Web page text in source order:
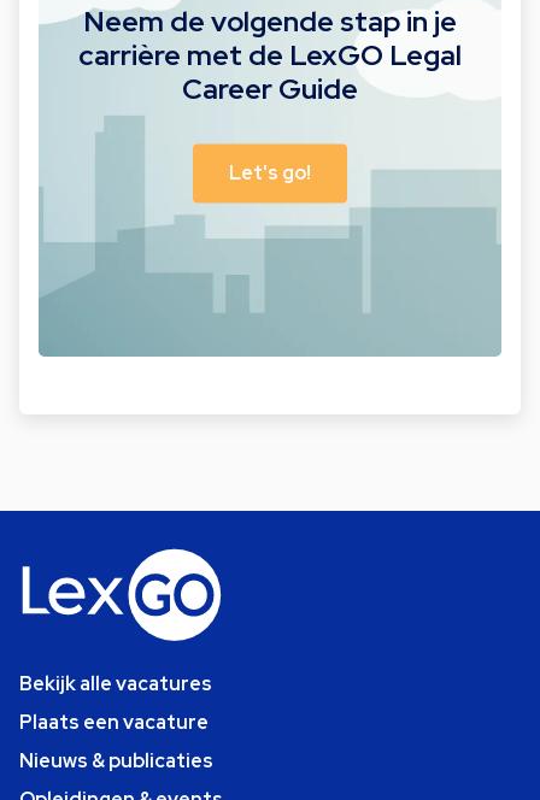
Neem de volgende stap in je
carrière met de LexGO Legal
Career Guide
Let's go!
Bekijk alle vacatures
Plaats een vacature
Nieuws & publicaties